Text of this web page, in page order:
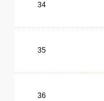
34
35
36